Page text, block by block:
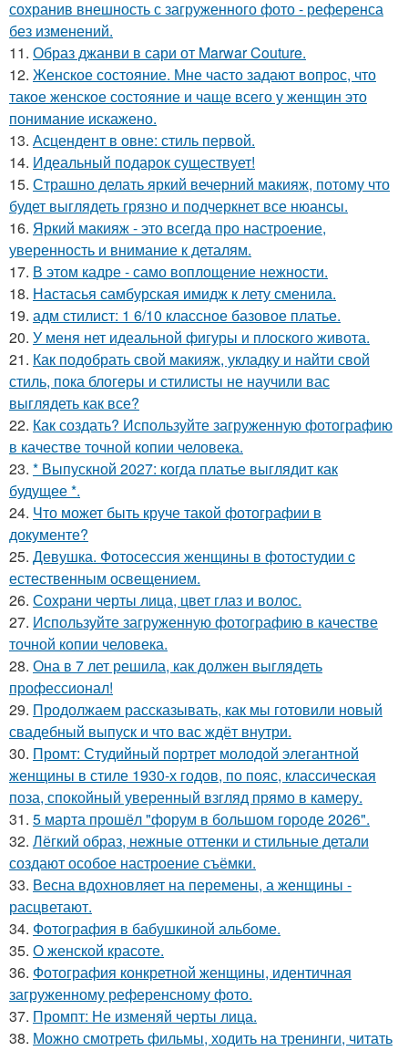
сохранив внешность с загруженного фото - референса
без изменений.
11. Образ джанви в сари от Marwar Couture.
12. Женское состояние. Мне часто задают вопрос, что
такое женское состояние и чаще всего у женщин это
понимание искажено.
13. Асцендент в овне: стиль первой.
14. Идеальный подарок существует!
15. Страшно делать яркий вечерний макияж, потому что
будет выглядеть грязно и подчеркнет все нюансы.
16. Яркий макияж - это всегда про настроение,
уверенность и внимание к деталям.
17. В этом кадре - само воплощение нежности.
18. Настасья самбурская имидж к лету сменила.
19. адм стилист: 1 6/10 классное базовое платье.
20. У меня нет идеальной фигуры и плоского живота.
21. Как подобрать свой макияж, укладку и найти свой
стиль, пока блогеры и стилисты не научили вас
выглядеть как все?
22. Как создать? Используйте загруженную фотографию
в качестве точной копии человека.
23. * Выпускной 2027: когда платье выглядит как
будущее *.
24. Что может быть круче такой фотографии в
документе?
25. Девушка. Фотосессия женщины в фотостудии c
естественным освещением.
26. Сохрани черты лица, цвет глаз и волос.
27. Используйте загруженную фотографию в качестве
точной копии человека.
28. Она в 7 лет решила, как должен выглядеть
профессионал!
29. Продолжаем рассказывать, как мы готовили новый
свадебный выпуск и что вас ждёт внутри.
30. Промт: Студийный портрет молодой элегантной
женщины в стиле 1930-х годов, по пояс, классическая
поза, спокойный уверенный взгляд прямо в камеру.
31. 5 марта прошёл "форум в большом городе 2026".
32. Лёгкий образ, нежные оттенки и стильные детали
создают особое настроение съёмки.
33. Весна вдохновляет на перемены, а женщины -
расцветают.
34. Фотография в бабушкиной альбоме.
35. О женской красоте.
36. Фотография конкретной женщины, идентичная
загруженному референсному фото.
37. Промпт: Не изменяй черты лица.
38. Можно смотреть фильмы, ходить на тренинги, читать